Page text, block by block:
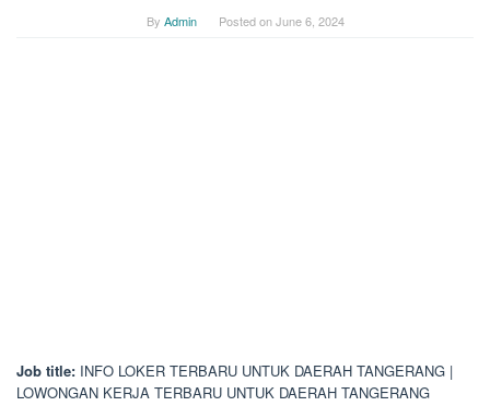
By Admin Posted onJune 6, 2024
Job title: INFO LOKER TERBARU UNTUK DAERAH TANGERANG |
LOWONGAN KERJA TERBARU UNTUK DAERAH TANGERANG